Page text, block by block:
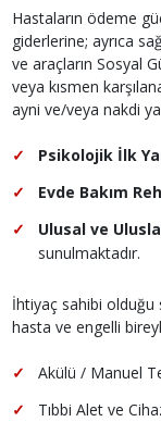
Hastaların ödeme
giderlerine; ayrıca
ve araçların Sosyal
veya kısmen
ayni ve/veya nakdi
✓
Psikolojik İlk
✓
Evde Bakım
✓
Ulusal ve
sunulmaktadır.
İhtiyaç sahibi
hasta ve engelli
✓
Akülü / Manuel
✓
Tıbbi Alet ve